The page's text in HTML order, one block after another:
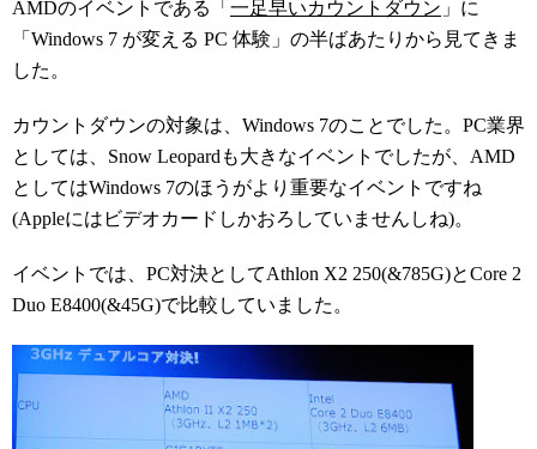
AMDのイベントである「 一足早いカウントダウン 」に
「Windows 7 が変える PC 体験」の半ばあたりから見てきま
した。
カウントダウンの対象は、Windows 7のことでした。PC業界
としては、Snow Leopardも大きなイベントでしたが、AMD
としてはWindows 7のほうがより重要なイベントですね
(Appleにはビデオカードしかおろしていませんしね)。
イベントでは、PC対決としてAthlon X2 250(&785G)とCore 2
Duo E8400(&45G)で比較していました。